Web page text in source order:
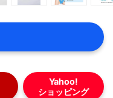
Yahoo!
ショッピング